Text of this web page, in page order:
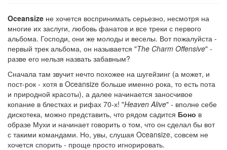
Oceansize не хочется воспринимать серьезно, несмотря на
многие их заслуги, любовь фанатов и все треки с первого
альбома. Господи, они же молоды и веселы. Вот пожалуйста -
первый трек альбома, он называется "The Charm Offensive" -
разве его нельзя назвать забавным?
Сначала там звучит нечто похожее на шугейзинг (а может, и
пост-рок - хотя в Oceansize больше именно рока, то есть пота
и природной красоты), а далее начинается заносчивое
копание в блестках и рифах 70-х! "Heaven Alive" - вполне себе
дискотека, можно представить, что рядом садится Боно в
образе Мухи и начинает говорить о том, что он сделал бы вот
с такими командами. Но, увы, слушая Oceansize, совсем не
хочется спорить - проще просто игнорировать.